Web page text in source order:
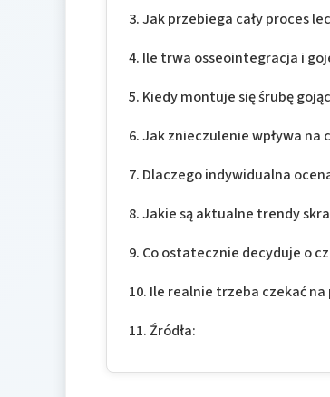
Jak przebiega cały proces
Ile trwa osseointegracja i
Kiedy montuje się śrubę
Jak znieczulenie wpływa na
Dlaczego indywidualna
Jakie są aktualne trendy
Co ostatecznie decyduje o
Ile realnie trzeba czekać na
Źródła: